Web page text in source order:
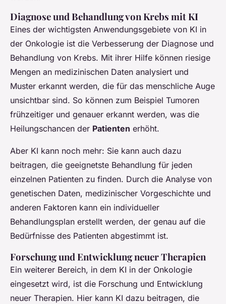
Diagnose und Behandlung von Krebs mit KI
Eines der wichtigsten Anwendungsgebiete von KI in
der Onkologie ist die Verbesserung der Diagnose und
Behandlung von Krebs. Mit ihrer Hilfe können riesige
Mengen an medizinischen Daten analysiert und
Muster erkannt werden, die für das menschliche Auge
unsichtbar sind. So können zum Beispiel Tumoren
frühzeitiger und genauer erkannt werden, was die
Heilungschancen der Patienten erhöht.
Aber KI kann noch mehr: Sie kann auch dazu
beitragen, die geeignetste Behandlung für jeden
einzelnen Patienten zu finden. Durch die Analyse von
genetischen Daten, medizinischer Vorgeschichte und
anderen Faktoren kann ein individueller
Behandlungsplan erstellt werden, der genau auf die
Bedürfnisse des Patienten abgestimmt ist.
Forschung und Entwicklung neuer Therapien
Ein weiterer Bereich, in dem KI in der Onkologie
eingesetzt wird, ist die Forschung und Entwicklung
neuer Therapien. Hier kann KI dazu beitragen, die